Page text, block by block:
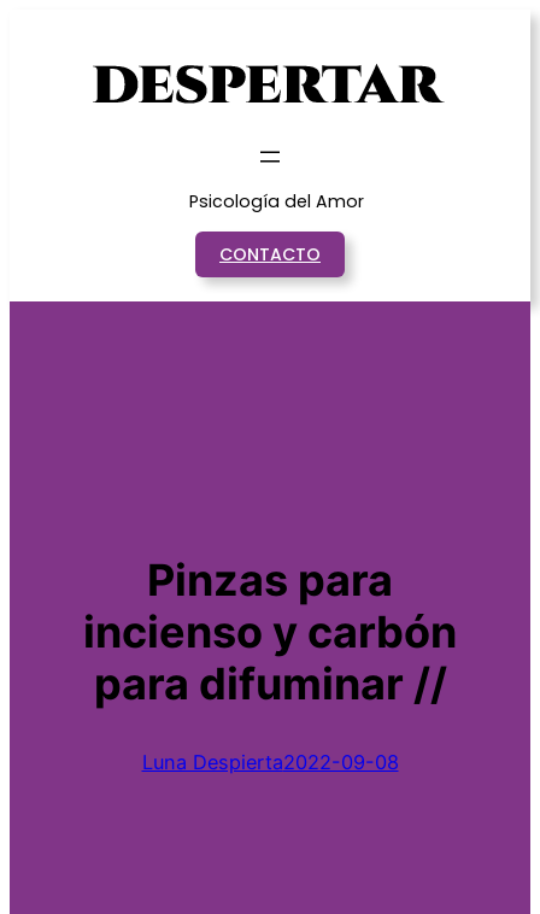
Psicología del Amor
CONTACTO
Pinzas para
incienso y carbón
para difuminar //
Luna Despierta2022-09-08